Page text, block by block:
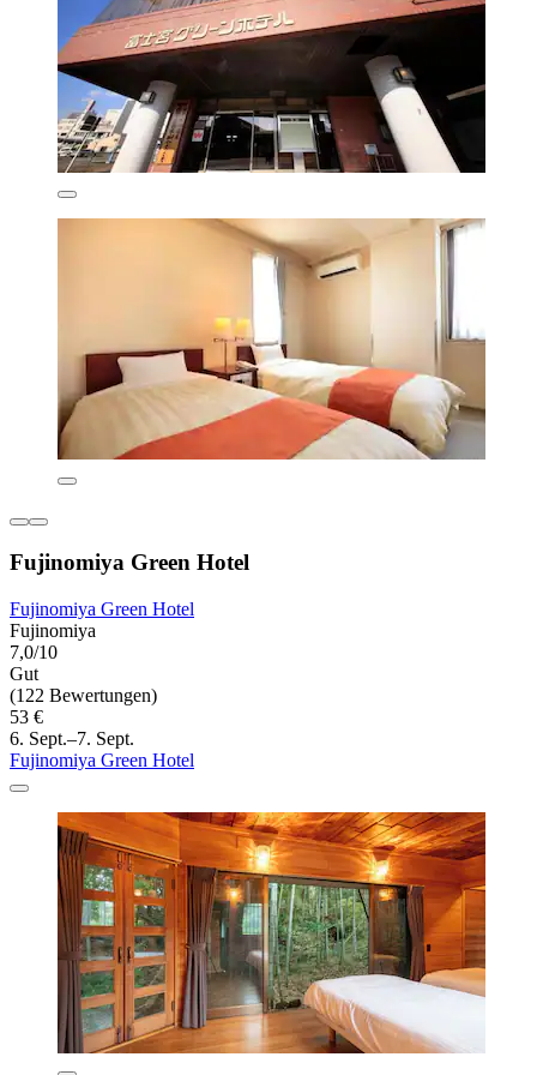
Fujinomiya Green Hotel
Fujinomiya Green Hotel
Fujinomiya
7,0/10
Gut
(122 Bewertungen)
53 €
6. Sept.–7. Sept.
Fujinomiya Green Hotel